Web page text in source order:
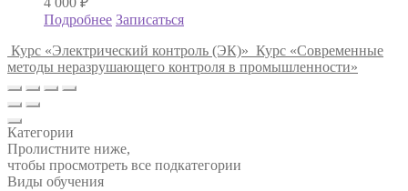
Подробнее Записаться
Курс «Электрический контроль (ЭК)» Курс «Современные
методы неразрушающего контроля в промышленности»
Категории
Пролистните ниже,
чтобы просмотреть все подкатегории
Виды обучения